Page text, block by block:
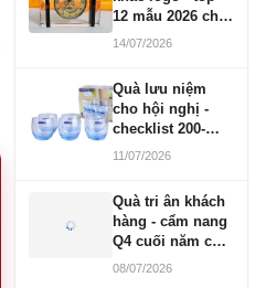
12 mẫu 2026 cho
doanh nghiệp
14/07/2026
Quà lưu niệm
cho hội nghị -
checklist 200-
1000 người
11/07/2026
Quà tri ân khách
hàng - cẩm nang
Q4 cuối năm cho
doanh nghiệp
08/07/2026